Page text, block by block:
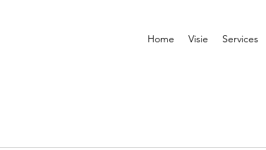
Home Visie Services